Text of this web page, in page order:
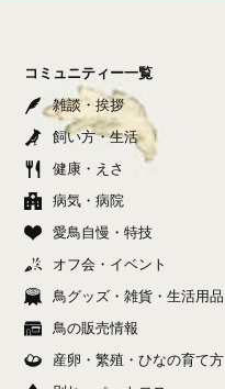
コミュニティー一覧
雑談・挨拶
飼い方・生活
健康・えさ
病気・病院
愛鳥自慢・特技
オフ会・イベント
鳥グッズ・雑貨・生活用品
鳥の販売情報
産卵・繁殖・ひなの育て方